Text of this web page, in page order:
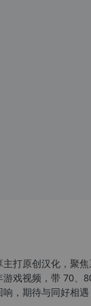
打原创汉化，聚焦
戏视频，带 70、
，期待与同好相遇